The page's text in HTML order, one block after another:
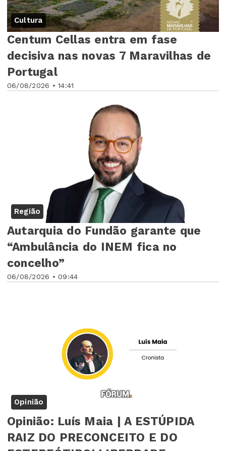
Cultura
06/08/2026 • 14:41
Centum Cellas entra em fase
decisiva nas novas 7 Maravilhas de
Portugal
Região
06/08/2026 • 09:44
Autarquia do Fundão garante que
“Ambulância do INEM fica no
concelho”
Opinião
Opinião: Luís Maia | A ESTÚPIDA
RAIZ DO PRECONCEITO E DO